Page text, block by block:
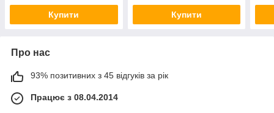
Купити Купити
Про нас
93% позитивних з 45 відгуків за рік
Працює з 08.04.2014